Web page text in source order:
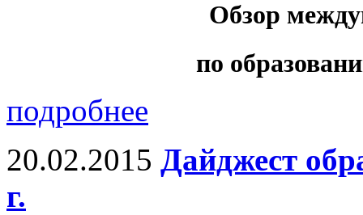
Обзор
по
подробнее
20.02.2015 Дайджест
г.